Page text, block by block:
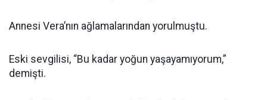
Annesi Vera’nın ağlamalarından yorulmuştu.
Eski sevgilisi, “Bu kadar yoğun yaşayamıyorum,”
demişti.